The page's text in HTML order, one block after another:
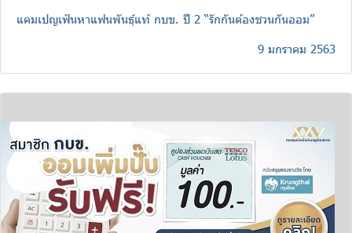
แคมเปญเฟ้นหาแฟนพันธุ์แท้ กบข. ปี 2 “รักกันต้องชวนกันออม”
9 มกราคม 2563